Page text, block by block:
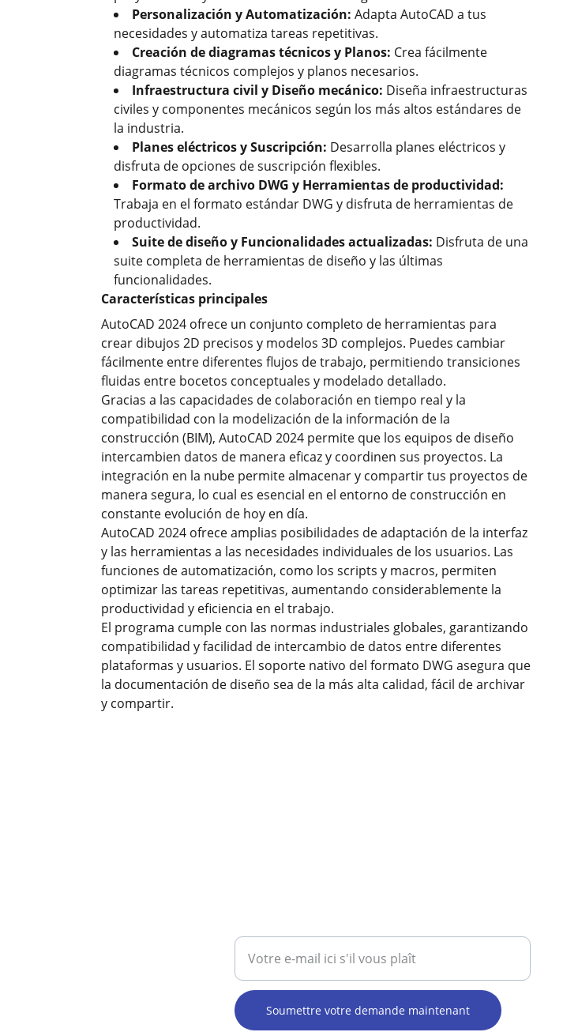
Personalización y Automatización: Adapta AutoCAD a tus
necesidades y automatiza tareas repetitivas.
Creación de diagramas técnicos y Planos: Crea fácilmente
diagramas técnicos complejos y planos necesarios.
Infraestructura civil y Diseño mecánico: Diseña infraestructuras
civiles y componentes mecánicos según los más altos estándares de
la industria.
Planes eléctricos y Suscripción: Desarrolla planes eléctricos y
disfruta de opciones de suscripción flexibles.
Formato de archivo DWG y Herramientas de productividad:
Trabaja en el formato estándar DWG y disfruta de herramientas de
productividad.
Suite de diseño y Funcionalidades actualizadas: Disfruta de una
suite completa de herramientas de diseño y las últimas
funcionalidades.
Características principales
AutoCAD 2024 ofrece un conjunto completo de herramientas para
crear dibujos 2D precisos y modelos 3D complejos. Puedes cambiar
fácilmente entre diferentes flujos de trabajo, permitiendo transiciones
fluidas entre bocetos conceptuales y modelado detallado.
Gracias a las capacidades de colaboración en tiempo real y la
compatibilidad con la modelización de la información de la
construcción (BIM), AutoCAD 2024 permite que los equipos de diseño
intercambien datos de manera eficaz y coordinen sus proyectos. La
integración en la nube permite almacenar y compartir tus proyectos de
manera segura, lo cual es esencial en el entorno de construcción en
constante evolución de hoy en día.
AutoCAD 2024 ofrece amplias posibilidades de adaptación de la interfaz
y las herramientas a las necesidades individuales de los usuarios. Las
funciones de automatización, como los scripts y macros, permiten
optimizar las tareas repetitivas, aumentando considerablemente la
productividad y eficiencia en el trabajo.
El programa cumple con las normas industriales globales, garantizando
compatibilidad y facilidad de intercambio de datos entre diferentes
plataformas y usuarios. El soporte nativo del formato DWG asegura que
la documentación de diseño sea de la más alta calidad, fácil de archivar
y compartir.
Soumettre votre demande maintenant